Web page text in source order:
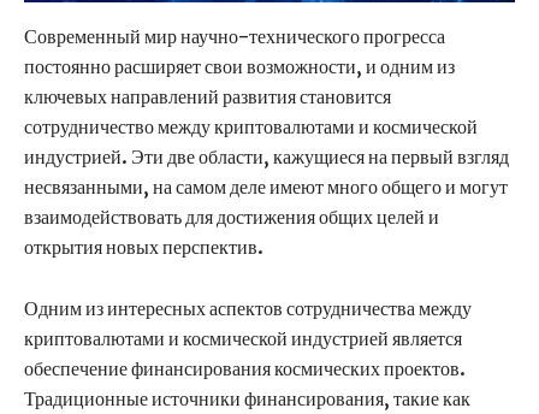
Современный мир научно-технического прогресса
постоянно расширяет свои возможности, и одним из
ключевых направлений развития становится
сотрудничество между криптовалютами и космической
индустрией. Эти две области, кажущиеся на первый взгляд
несвязанными, на самом деле имеют много общего и могут
взаимодействовать для достижения общих целей и
открытия новых перспектив.
Одним из интересных аспектов сотрудничества между
криптовалютами и космической индустрией является
обеспечение финансирования космических проектов.
Традиционные источники финансирования, такие как